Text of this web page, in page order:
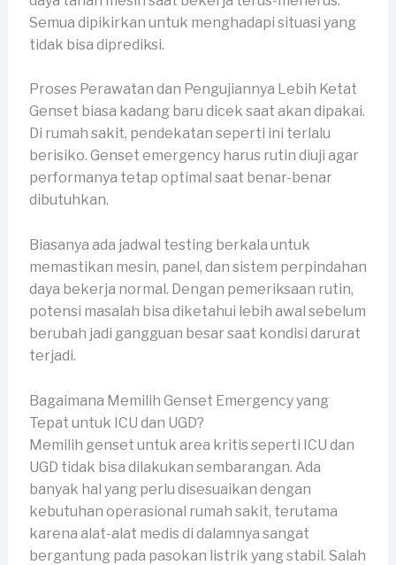
Semua dipikirkan untuk menghadapi situasi yang
tidak bisa diprediksi.
Proses Perawatan dan Pengujiannya Lebih Ketat
Genset biasa kadang baru dicek saat akan dipakai.
Di rumah sakit, pendekatan seperti ini terlalu
berisiko. Genset emergency harus rutin diuji agar
performanya tetap optimal saat benar-benar
dibutuhkan.
Biasanya ada jadwal testing berkala untuk
memastikan mesin, panel, dan sistem perpindahan
daya bekerja normal. Dengan pemeriksaan rutin,
potensi masalah bisa diketahui lebih awal sebelum
berubah jadi gangguan besar saat kondisi darurat
terjadi.
Bagaimana Memilih Genset Emergency yang
Tepat untuk ICU dan UGD?
Memilih genset untuk area kritis seperti ICU dan
UGD tidak bisa dilakukan sembarangan. Ada
banyak hal yang perlu disesuaikan dengan
kebutuhan operasional rumah sakit, terutama
karena alat-alat medis di dalamnya sangat
bergantung pada pasokan listrik yang stabil. Salah